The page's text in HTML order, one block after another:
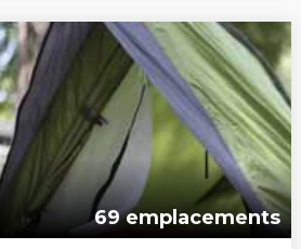
69 emplacements